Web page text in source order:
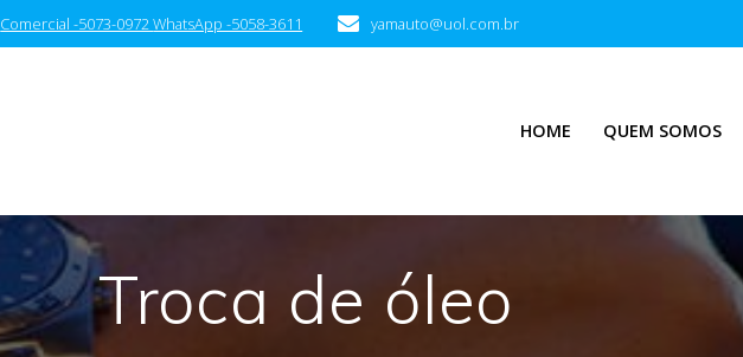
Comercial -5073-0972WhatsApp -5058-3611 yamauto@uol.com.br
HOME QUEM SOMOS
Troca de óleo